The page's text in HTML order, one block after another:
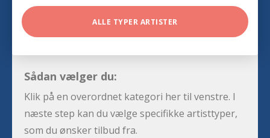
ALLE TYPER ARTISTER
Sådan vælger du:
Klik på en overordnet kategori her til venstre. I
næste step kan du vælge specifikke artisttyper,
som du ønsker tilbud fra.